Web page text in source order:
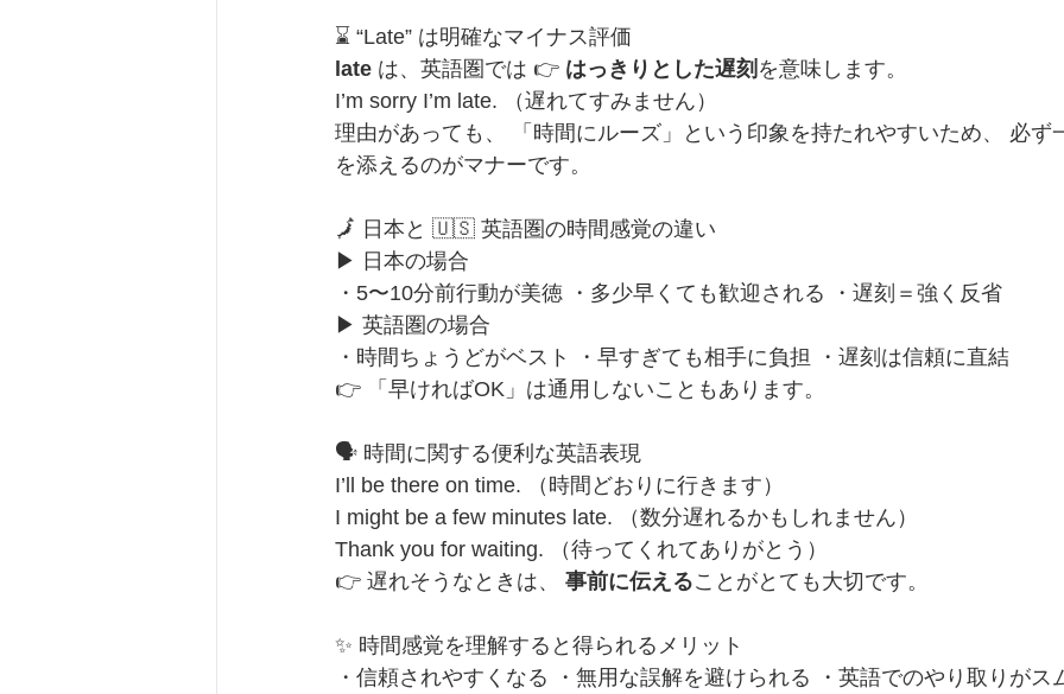
⌛ “Late” は明確なマイナス評価
late は、英語圏では 👉 はっきりとした遅刻 を意味します。
I’m sorry I’m late. （遅れてすみません）
理由があっても、 「時間にルーズ」という印象を持たれやすいため、 必ず
を添えるのがマナーです。
🗾 日本と 🇺🇸 英語圏の時間感覚の違い
▶ 日本の場合
・5〜10分前行動が美徳 ・多少早くても歓迎される ・遅刻＝強く反省
▶ 英語圏の場合
・時間ちょうどがベスト ・早すぎても相手に負担 ・遅刻は信頼に直結
👉 「早ければOK」は通用しないこともあります。
🗣️ 時間に関する便利な英語表現
I’ll be there on time. （時間どおりに行きます）
I might be a few minutes late. （数分遅れるかもしれません）
Thank you for waiting. （待ってくれてありがとう）
👉 遅れそうなときは、 事前に伝えることがとても大切です。
✨ 時間感覚を理解すると得られるメリット
・信頼されやすくなる ・無用な誤解を避けられる ・英語でのやり取りがス